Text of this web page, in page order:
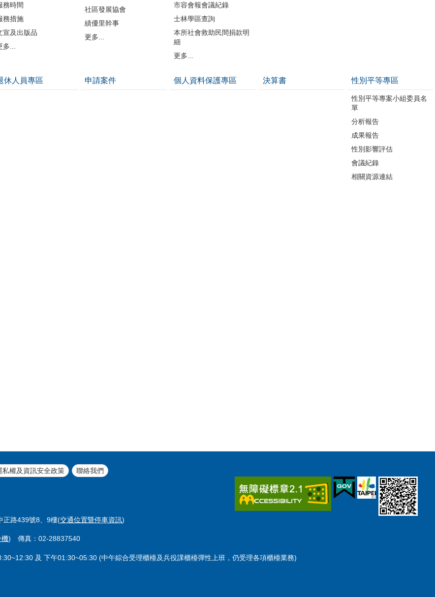
務時間
務措施
宣及出版品
多...
社區發展協會
績優里幹事
更多...
市容會報會議紀錄
士林學區查詢
本所社會救助民間捐款明
細
更多...
休人員專區 申請案件 個人資料保護專區 決算書 性別平等專區
性別平等專案小組委員名
單
分析報告
成果報告
性別影響評估
會議紀錄
相關資源連結
私權及資訊安全政策 聯絡我們
正路439號8、9樓(交通位置暨停車資訊)
機) 傳真：02-28837540
及 下午01:30~05:30 (中午綜合受理櫃檯及兵役課櫃檯彈性上班，仍受理各項櫃檯業務)